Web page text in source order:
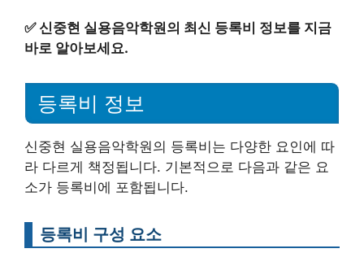
✅신중현 실용음악학원의 최신 등록비 정보를 지금
바로 알아보세요.
등록비 정보
신중현 실용음악학원의 등록비는 다양한 요인에 따
라 다르게 책정됩니다. 기본적으로 다음과 같은 요
소가 등록비에 포함됩니다.
등록비 구성 요소